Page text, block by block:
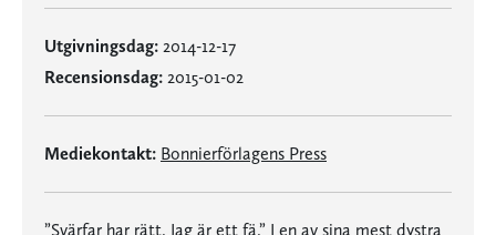
Utgivningsdag: 2014-12-17
Recensionsdag: 2015-01-02
Mediekontakt: Bonnierförlagens Press
”Svärfar har rätt. Jag är ett fä.” I en av sina mest dystra